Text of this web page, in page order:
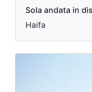
Sola andata in
Haifa